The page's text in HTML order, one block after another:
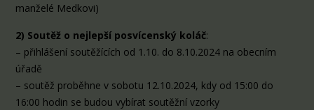
manželé Medkovi)
2) Soutěž o nejlepší posvícenský koláč:
– přihlášení soutěžících od 1.10. do 8.10.2024 na obecním
úřadě
– soutěž proběhne v sobotu 12.10.2024, kdy od 15:00 do
16:00 hodin se budou vybírat soutěžní vzorky